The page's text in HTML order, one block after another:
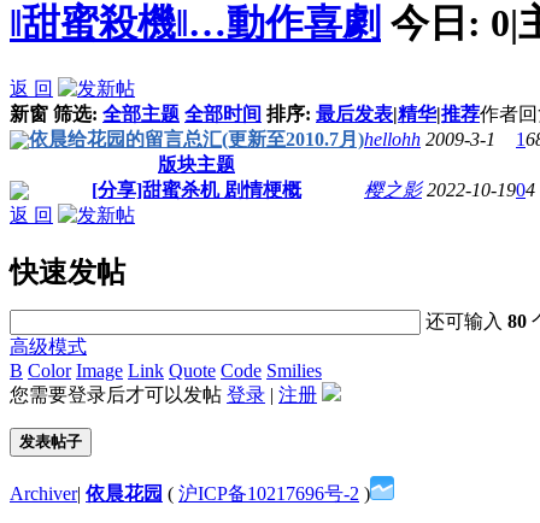
‖甜蜜殺機‖…動作喜劇 今日: 0|
返 回
新窗 筛选: 全部主题 全部时间 排序: 最后发表|精华|推荐作者
依晨给花园的留言总汇(更新至2010.7月)hellohh 2009-3-1 1
版块主题
[分享]甜蜜杀机 剧情梗概
樱之影 2022-10-1904
返 回
快速发帖
还可输入80
高级模式
B Color Image Link Quote Code Smilies
您需要登录后才可以发帖 登录 | 注册
发表帖子
Archiver| 依晨花园 ( 沪ICP备10217696号-2 )